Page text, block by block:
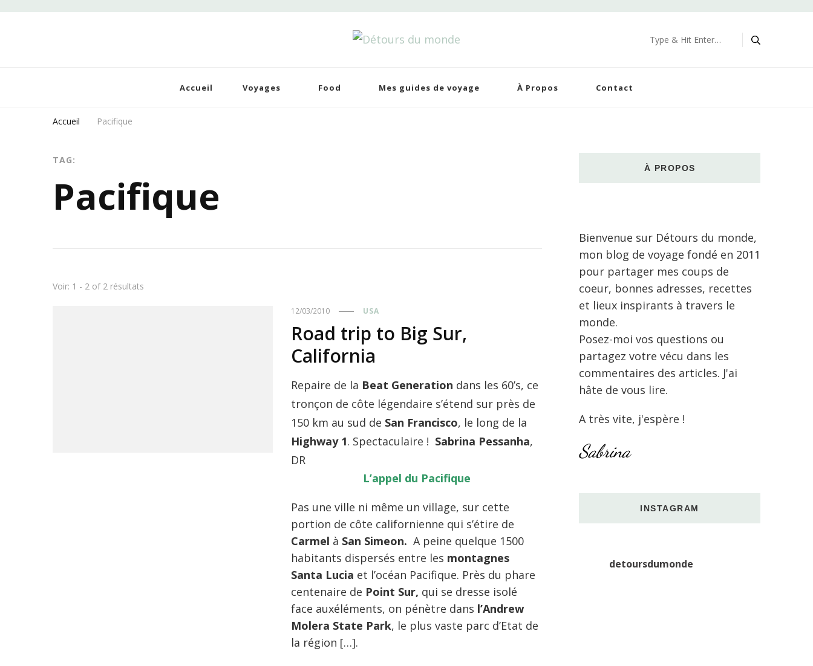
Looking
for
Accueil Voyages Food Mes guides de voyage À Propos Contact
Accueil Pacifique
TAG:
Pacifique
Voir: 1 - 2 of 2 résultats
12/03/2010 USA
Road trip to Big Sur,
California
Repaire de la Beat Generation dans les 60’s, ce
tronçon de côte légendaire s’étend sur près de
150 km au sud de San Francisco, le long de la
Highway 1. Spectaculaire ! Sabrina Pessanha,
DR
L’appel du Pacifique
Pas une ville ni même un village, sur cette
portion de côte californienne qui s’étire de
Carmel à San Simeon. A peine quelque 1500
habitants dispersés entre les montagnes
Santa Lucia et l’océan Pacifique. Près du phare
centenaire de Point Sur, qui se dresse isolé
face auxéléments, on pénètre dans l’Andrew
Molera State Park, le plus vaste parc d’Etat de
la région […].
À PROPOS
Bienvenue sur Détours du monde,
mon blog de voyage fondé en 2011
pour partager mes coups de
coeur, bonnes adresses, recettes
et lieux inspirants à travers le
monde.
Posez-moi vos questions ou
partagez votre vécu dans les
commentaires des articles. J'ai
hâte de vous lire.
A très vite, j'espère !
Sabrina
INSTAGRAM
detoursdumonde